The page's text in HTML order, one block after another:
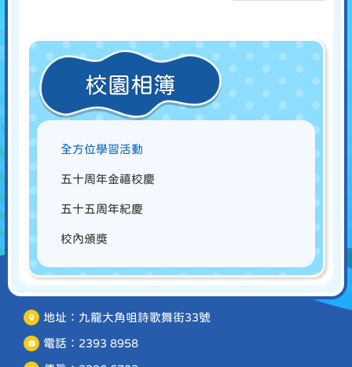
校園相簿
全方位學習活動
五十周年金禧校慶
五十五周年紀慶
校內頒獎
地址：九龍大角咀詩歌舞街33號
電話：2393 8958